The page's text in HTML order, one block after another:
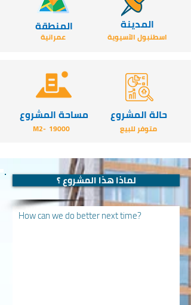
المنطقة
عمرانية
المدينة
اسطنبول الآسيوية
مساحة المشروع
19000
-M2
حالة المشروع
متوفر للبيع
How can we do better next time?
لماذا هذا المشروع ؟